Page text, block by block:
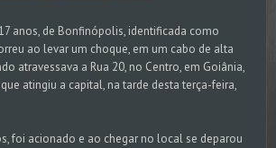
anos, de Bonfinópolis, identificada como
ao levar um choque, em um cabo de alta
atravessava a Rua 20, no Centro, em Goiânia,
atingiu a capital, na tarde desta terça-feira,
foi acionado e ao chegar no local se deparou